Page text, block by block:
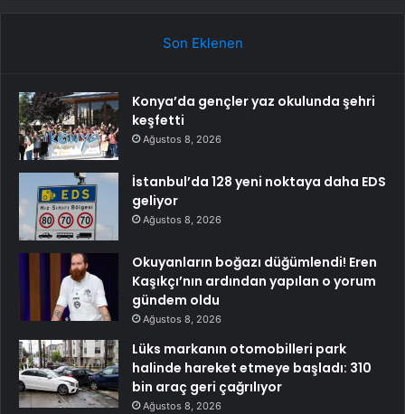
Son Eklenen
Konya’da gençler yaz okulunda şehri
keşfetti
Ağustos 8, 2026
İstanbul’da 128 yeni noktaya daha EDS
geliyor
Ağustos 8, 2026
Okuyanların boğazı düğümlendi! Eren
Kaşıkçı’nın ardından yapılan o yorum
gündem oldu
Ağustos 8, 2026
Lüks markanın otomobilleri park
halinde hareket etmeye başladı: 310
bin araç geri çağrılıyor
Ağustos 8, 2026